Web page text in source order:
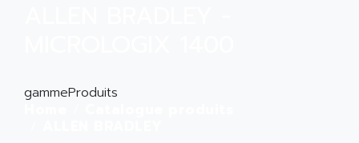
gammeProduits